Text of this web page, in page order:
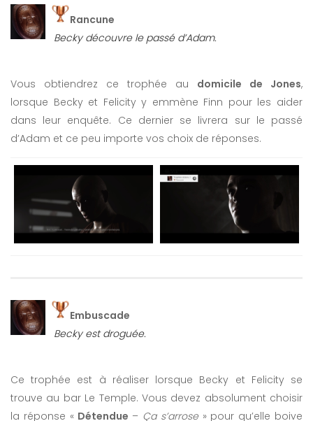
Rancune
Becky découvre le passé d’Adam.
Vous obtiendrez ce trophée au domicile de Jones,
lorsque Becky et Felicity y emmène Finn pour les aider
dans leur enquête. Ce dernier se livrera sur le passé
d’Adam et ce peu importe vos choix de réponses.
Embuscade
Becky est droguée.
Ce trophée est à réaliser lorsque Becky et Felicity se
trouve au bar Le Temple. Vous devez absolument choisir
la réponse « Détendue – Ça s’arrose» pour qu’elle boive